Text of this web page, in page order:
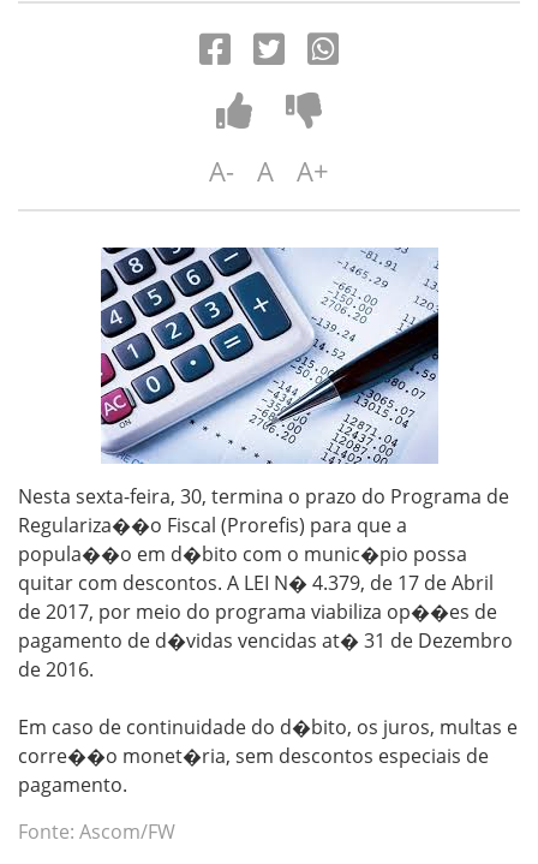
A- A A+
Nesta sexta-feira, 30, termina o prazo do Programa de
Regulariza��o Fiscal (Prorefis) para que a
popula��o em d�bito com o munic�pio possa
quitar com descontos. A LEI N� 4.379, de 17 de Abril
de 2017, por meio do programa viabiliza op��es de
pagamento de d�vidas vencidas at� 31 de Dezembro
de 2016.
Em caso de continuidade do d�bito, os juros, multas e
corre��o monet�ria, sem descontos especiais de
pagamento.
Fonte: Ascom/FW